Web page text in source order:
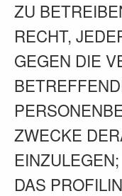
ZU
RECHT,
GEGEN DIE
ZWECKE
DAS